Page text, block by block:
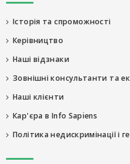
Історія та спроможності
Керівництво
Наші відзнаки
Зовнішні консультанти та
Наші клієнти
Кар'єра в Info Sapiens
Політика недискримінації і